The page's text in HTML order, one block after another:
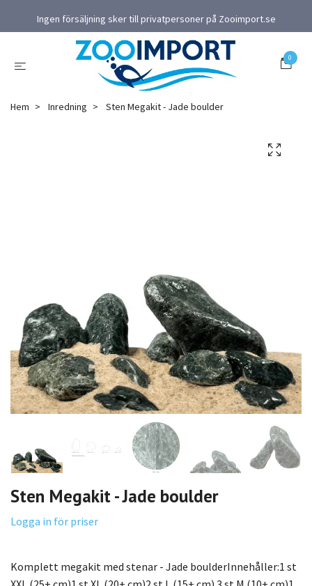
Ingen försäljning sker till privatpersoner på Zooimport.se
0
Hem Inredning Sten Megakit - Jade boulder
Sten Megakit - Jade boulder
Logga in för priser
Komplett megakit med stenar - Jade boulderInnehåller:1 st